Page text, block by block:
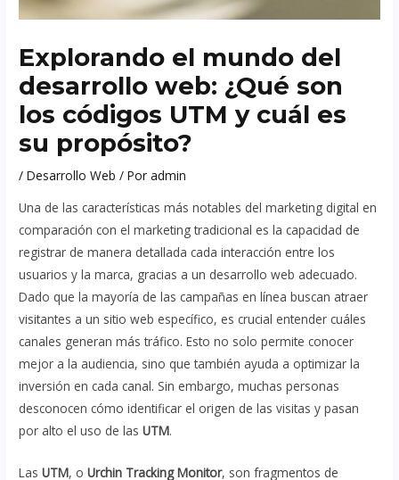
Explorando el mundo del
desarrollo web: ¿Qué son
los códigos UTM y cuál es
su propósito?
/Desarrollo Web / Poradmin
Una de las características más notables del marketing digital en
comparación con el marketing tradicional es la capacidad de
registrar de manera detallada cada interacción entre los
usuarios y la marca, gracias a un desarrollo web adecuado.
Dado que la mayoría de las campañas en línea buscan atraer
visitantes a un sitio web específico, es crucial entender cuáles
canales generan más tráfico. Esto no solo permite conocer
mejor a la audiencia, sino que también ayuda a optimizar la
inversión en cada canal. Sin embargo, muchas personas
desconocen cómo identificar el origen de las visitas y pasan
por alto el uso de lasUTM.
LasUTM, oUrchin Tracking Monitor, son fragmentos de